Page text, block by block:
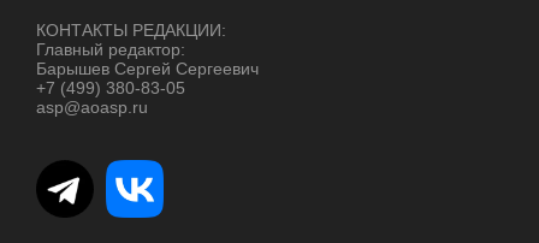
КОНТАКТЫ РЕДАКЦИИ:
Главный редактор:
Барышев Сергей Сергеевич
+7 (499) 380-83-05
asp@aoasp.ru